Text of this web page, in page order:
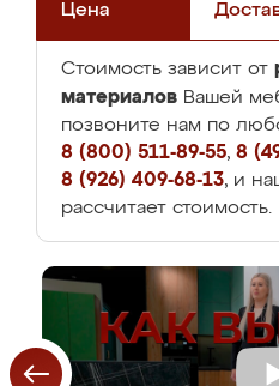
Цена
Стоимость зависит от
материалов Вашей
позвоните нам по
8 (800) 511-89-55, 8
8 (926) 409-68-13, и
рассчитает стоимость.